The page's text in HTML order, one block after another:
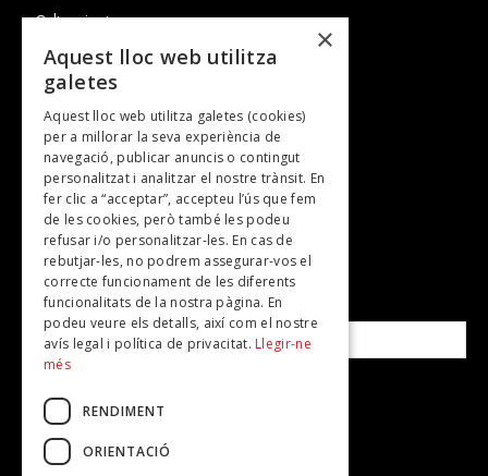
Cultura i art
Entrevistes
Gastronomia
TV
Plans per fer
Revistes
SUBSCRIU-TE A LA NOSTRA NEWSLETTER!
Correu electrònic*
Accepto lapolítica de privacitat
×
Aquest lloc web utilitza
galetes
Aquest lloc web utilitza galetes (cookies)
per a millorar la seva experiència de
navegació, publicar anuncis o contingut
personalitzat i analitzar el nostre trànsit. En
fer clic a “acceptar”, accepteu l’ús que fem
de les cookies, però també les podeu
refusar i/o personalitzar-les. En cas de
rebutjar-les, no podrem assegurar-vos el
correcte funcionament de les diferents
funcionalitats de la nostra pàgina. En
podeu veure els detalls, així com el nostre
avís legal i política de privacitat. Llegir-ne
més
RENDIMENT
ORIENTACIÓ